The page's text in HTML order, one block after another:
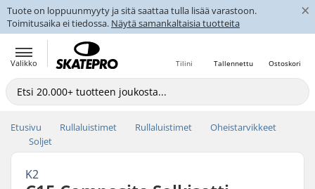
Tuote on loppuunmyyty ja sitä saattaa tulla lisää varastoon.
Toimitusaika ei tiedossa. Näytä samankaltaisia tuotteita
×
Valikko Ostoskori
Tallennettu
Tilini
Etusivu Rullaluistimet Rullaluistimet
Oheistarvikkeet
Soljet
K2